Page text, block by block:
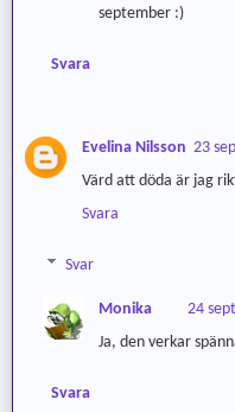
september :)
Svara
Evelina Nilsson 23
Värd att döda är jag
Svara
Svar
Monika
24
Ja, den verkar
Svara